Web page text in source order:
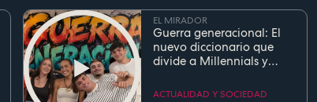
EL MIRADOR
Guerra generacional: El
nuevo diccionario que
divide a Millennials y
ACTUALIDAD Y SOCIEDAD